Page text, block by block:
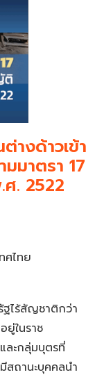
างด้าวเข้า
มาตรา 17
. 2522
ศไทย
ฐไร้สัญชาติกว่า
ในราช
ละกลุ่มบุตรที่
สถานะบุคคลนำ